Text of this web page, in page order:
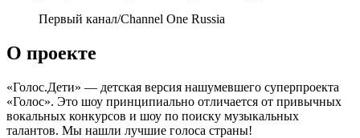
Первый канал/Channel One Russia
О проекте
«Голос.Дети» — детская версия нашумевшего суперпроекта
«Голос». Это шоу принципиально отличается от привычных
вокальных конкурсов и шоу по поиску музыкальных
талантов. Мы нашли лучшие голоса страны!